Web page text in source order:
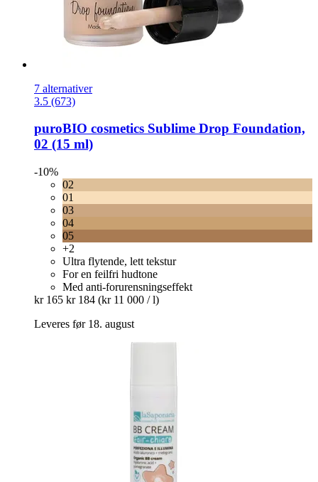
7 alternativer
3.5 (673)
puroBIO cosmetics Sublime Drop Foundation,
02 (15 ml)
-10%
02
01
03
04
05
+2
Ultra flytende, lett tekstur
For en feilfri hudtone
Med anti-forurensningseffekt
kr 165 kr 184 (kr 11 000 / l)
Leveres før 18. august